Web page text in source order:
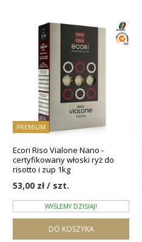
PREMIUM
Ecori Riso Vialone Nano -
certyfikowany włoski ryż do
risotto i zup 1kg
53,00 zł / szt.
WYŚLEMY DZISIAJ!
DO KOSZYKA